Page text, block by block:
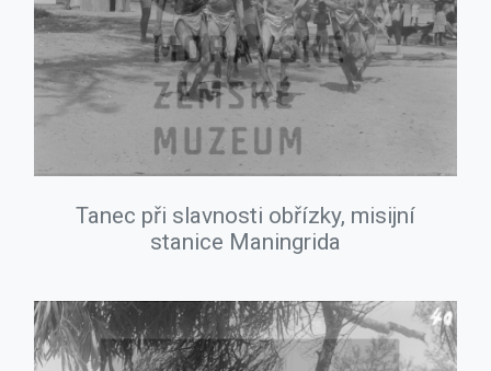
Tanec při slavnosti obřízky, misijní
stanice Maningrida